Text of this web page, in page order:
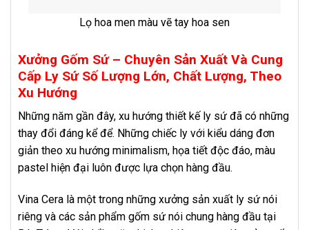
Lọ hoa men màu vẽ tay hoa sen
Xưởng Gốm Sứ – Chuyên Sản Xuất Và Cung
Cấp Ly Sứ Số Lượng Lớn, Chất Lượng, Theo
Xu Hướng
Những năm gần đây, xu hướng thiết kế ly sứ đã có những
thay đổi đáng kể để. Những chiếc ly với kiểu dáng đơn
giản theo xu hướng minimalism, họa tiết độc đáo, màu
pastel hiện đại luôn được lựa chọn hàng đầu.
Vina Cera là một trong những xưởng sản xuất ly sứ nói
riêng và các sản phẩm gốm sứ nói chung hàng đầu tại